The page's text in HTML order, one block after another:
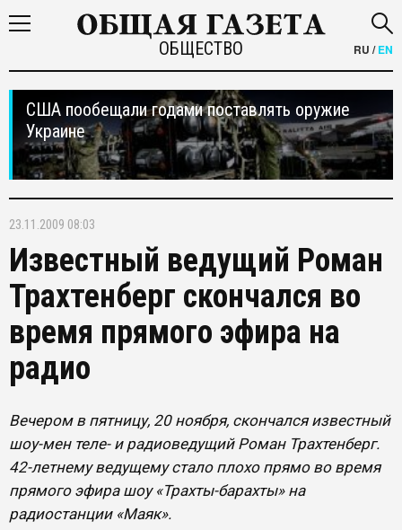
ОБЩЕСТВО RU /EN
США пообещали годами поставлять оружие
Украине
23.11.2009 08:03
Известный ведущий Роман
Трахтенберг скончался во
время прямого эфира на
радио
Вечером в пятницу, 20 ноября, скончался известный
шоу-мен теле- и радиоведущий Роман Трахтенберг.
42-летнему ведущему стало плохо прямо во время
прямого эфира шоу «Трахты-барахты» на
радиостанции «Маяк».